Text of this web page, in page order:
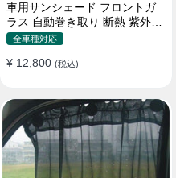
車用サンシェード フロントガ
ラス 自動巻き取り 断熱 紫外線
UVカット 取付収納便利
全車種対応
¥ 12,800 (税込)